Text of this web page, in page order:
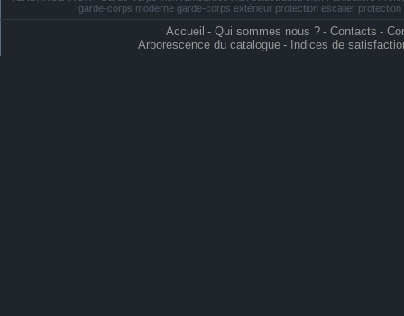
garde-corps moderne garde-corps extérieur protection escalier
Accueil - Qui sommes nous ? - Contacts -
Arborescence du catalogue - Indices de